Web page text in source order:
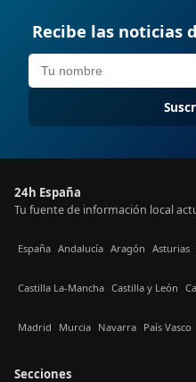
Recibe las noticias
24h España
Tu fuente de información local
España Andalucía Aragón Asturias
Castilla La-Mancha Castilla y León
Madrid Murcia Navarra País Vasco
Secciones